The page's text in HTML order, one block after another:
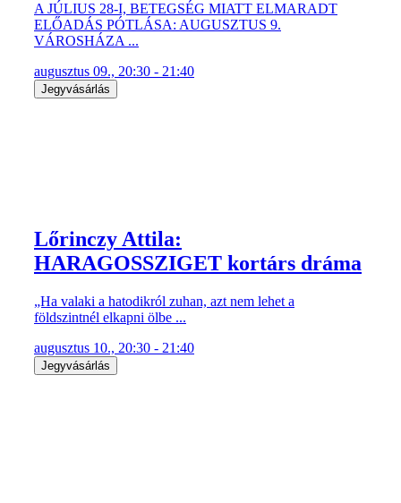
A JÚLIUS 28-I, BETEGSÉG MIATT ELMARADT
ELŐADÁS PÓTLÁSA: AUGUSZTUS 9.
VÁROSHÁZA ...
augusztus 09., 20:30 - 21:40
Jegyvásárlás
Lőrinczy Attila:
HARAGOSSZIGET kortárs dráma
„Ha valaki a hatodikról zuhan, azt nem lehet a
földszintnél elkapni ölbe ...
augusztus 10., 20:30 - 21:40
Jegyvásárlás